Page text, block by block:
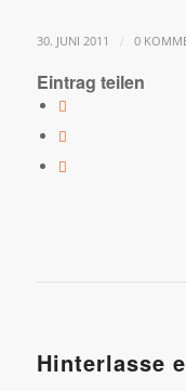
30. JUNI 2011 / 0
Eintrag teilen
Hinterlasse